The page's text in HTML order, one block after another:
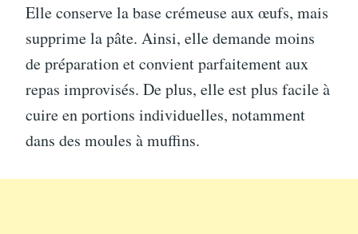
Elle conserve la base crémeuse aux œufs, mais
supprime la pâte. Ainsi, elle demande moins
de préparation et convient parfaitement aux
repas improvisés. De plus, elle est plus facile à
cuire en portions individuelles, notamment
dans des moules à muffins.